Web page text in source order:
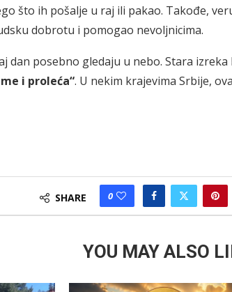
što ih pošalje u raj ili pakao. Takođe,
dobrotu i pomogao nevoljnicima.
dan posebno gledaju u nebo. Stara izreka
i proleća“. U nekim krajevima Srbije,
SHARE 0
YOU MAY ALSO